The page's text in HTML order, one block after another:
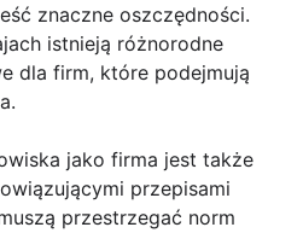
znaczne oszczędności.
istnieją różnorodne
dla firm, które podejmują
jako firma jest także
przepisami
przestrzegać norm